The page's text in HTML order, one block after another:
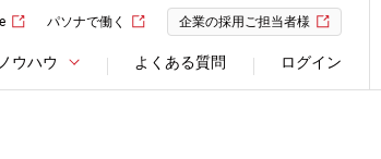
パソナで働く 企業の採用ご担当者様
ウハウ よくある質問 ログイン